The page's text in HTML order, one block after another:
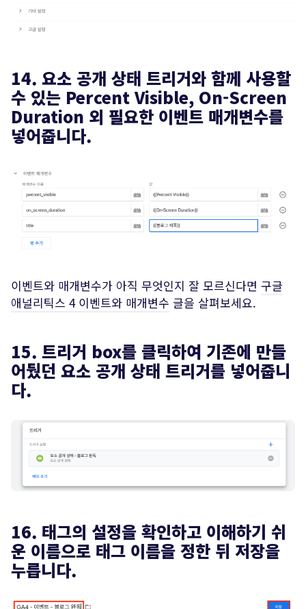
14. 요소 공개 상태 트리거와 함께 사용할
수 있는 Percent Visible, On-Screen
Duration 외 필요한 이벤트 매개변수를
넣어줍니다.
이벤트와 매개변수가 아직 무엇인지 잘 모르신다면 구글
애널리틱스 4 이벤트와 매개변수 글을 살펴보세요.
15. 트리거 box를 클릭하여 기존에 만들
어뒀던 요소 공개 상태 트리거를 넣어줍니
다.
16. 태그의 설정을 확인하고 이해하기 쉬
운 이름으로 태그 이름을 정한 뒤 저장을
누릅니다.